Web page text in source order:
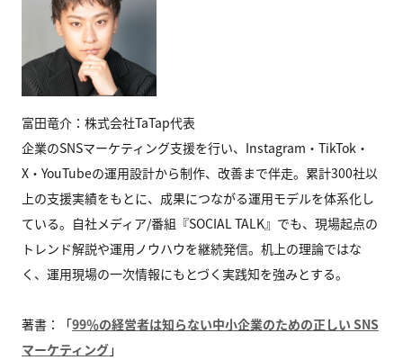
富田竜介：株式会社TaTap代表
企業のSNSマーケティング支援を行い、Instagram・TikTok・
X・YouTubeの運用設計から制作、改善まで伴走。累計300社以
上の支援実績をもとに、成果につながる運用モデルを体系化し
ている。自社メディア/番組『SOCIAL TALK』でも、現場起点の
トレンド解説や運用ノウハウを継続発信。机上の理論ではな
く、運用現場の一次情報にもとづく実践知を強みとする。
著書：「99％の経営者は知らない中小企業のための正しい SNS
マーケティング」